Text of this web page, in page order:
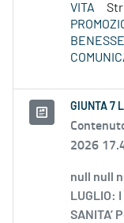
VITA
GIUNTA 7
2026
null null
LUGLIO:
SANITA’